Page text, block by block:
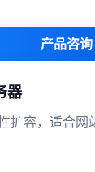
产品咨询
器
扩容，适合网